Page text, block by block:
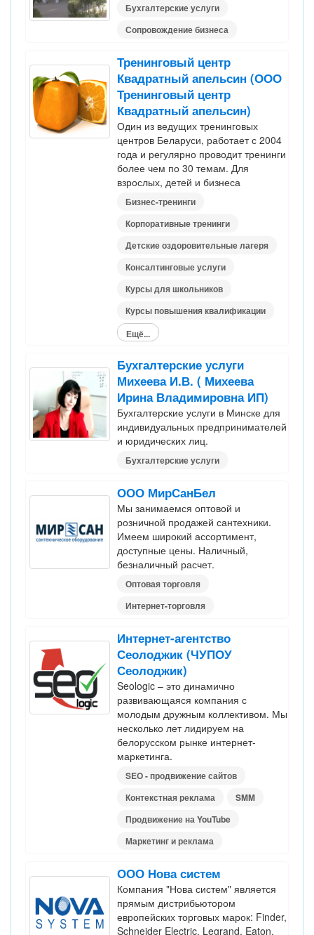
Бухгалтерские услуги
Сопровождение бизнеса
Тренинговый центр
Квадратный апельсин (ООО
Тренинговый центр
Квадратный апельсин)
Один из ведущих тренинговых
центров Беларуси, работает с 2004
года и регулярно проводит тренинги
более чем по 30 темам. Для
взрослых, детей и бизнеса
Бизнес-тренинги
Корпоративные тренинги
Детские оздоровительные лагеря
Консалтинговые услуги
Курсы для школьников
Курсы повышения квалификации
Ещё...
Бухгалтерские услуги
Михеева И.В. ( Михеева
Ирина Владимировна ИП)
Бухгалтерские услуги в Минске для
индивидуальных предпринимателей
и юридических лиц.
Бухгалтерские услуги
ООО МирСанБел
Мы занимаемся оптовой и
розничной продажей сантехники.
Имеем широкий ассортимент,
доступные цены. Наличный,
безналичный расчет.
Оптовая торговля
Интернет-торговля
Интернет-агентство
Сеолоджик (ЧУПОУ
Сеолоджик)
Seologic – это динамично
развивающаяся компания с
молодым дружным коллективом. Мы
несколько лет лидируем на
белорусском рынке интернет-
маркетинга.
SEO - продвижение сайтов
Контекстная реклама
SMM
Продвижение на YouTube
Маркетинг и реклама
ООО Нова систем
Компания "Нова систем" является
прямым дистрибьютором
европейских торговых марок: Finder,
Schneider Electric, Legrand, Eaton,